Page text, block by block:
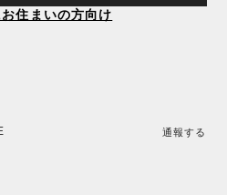
住まいの方向け
通報する